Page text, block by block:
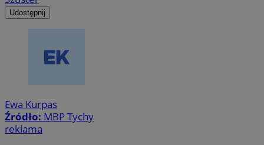
Udostępnij
Ewa Kurpas
Źródło: MBP Tychy
reklama